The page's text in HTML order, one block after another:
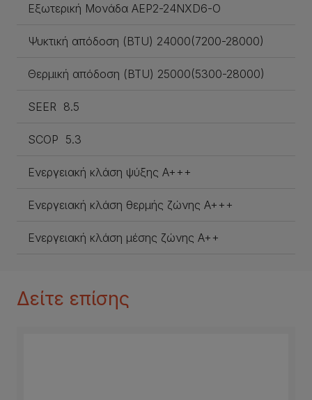
Εξωτερική Μονάδα AEP2-24NXD6-O
Ψυκτική απόδοση (BTU) 24000(7200-28000)
Θερμική απόδοση (BTU) 25000(5300-28000)
SEER 8.5
SCOP 5.3
Ενεργειακή κλάση ψύξης A+++
Ενεργειακή κλάση θερμής ζώνης A+++
Ενεργειακή κλάση μέσης ζώνης A++
Δείτε επίσης